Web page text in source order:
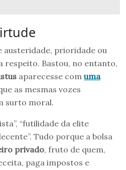
austeridade, prioridade ou
respeito. Bastou, no entanto,
aparecesse com uma
as mesmas vozes
surto moral.
“futilidade da elite
Tudo porque a bolsa
privado, fruto de quem,
paga impostos e